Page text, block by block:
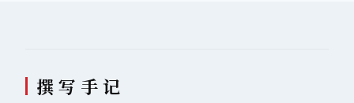
撰 写 手 记